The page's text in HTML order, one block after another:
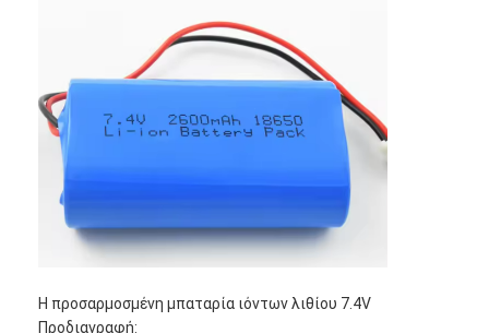
Η προσαρμοσμένη μπαταρία ιόντων λιθίου 7.4V
Προδιαγραφή: